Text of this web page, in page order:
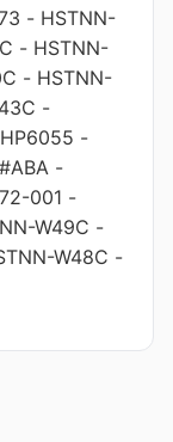
- HSTNN-
- HSTNN-
- HSTNN-
-
-
-
001 -
W49C -
W48C -